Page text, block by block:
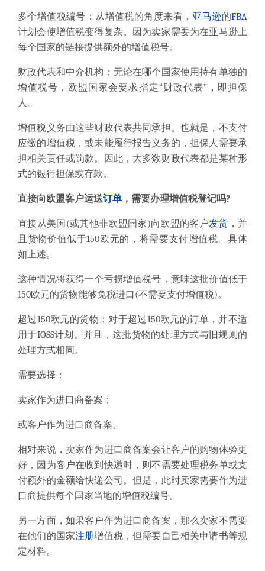
多个增值税编号：从增值税的角度来看， 亚马逊的FBA
计划会使增值税变得复杂。因为卖家需要为在亚马逊上
每个国家的链接提供额外的增值税号。
财政代表和中介机构：无论在哪个国家使用持有单独的
增值税号，欧盟国家会要求指定“财政代表”，即担保
人。
增值税义务由这些财政代表共同承担。也就是，不支付
应缴的增值税，或未能履行报告义务的，担保人需要承
担相关责任或罚款。因此，大多数财政代表都是某种形
式的银行担保或存款。
直接向欧盟客户运送订单 ， 需要办理增值税登记吗?
直接从美国 (或其他非欧盟国家)向欧盟的客户发货 ，并
且货物价值低于150欧元的，将需要支付增值税。具体
如上述。
这种情况将获得一个亏损增值税号，意味这批价值低于
150欧元的货物能够免税进口(不需要支付增值税)。
超过150欧元的货物：对于超过150欧元的订单，并不适
用于IOSS计划。并且，这批货物的处理方式与旧规则的
处理方式相同。
需要选择：
卖家作为进口商备案；
或客户作为进口商备案。
相对来说，卖家作为进口商备案会让客户的购物体验更
好，因为客户在收到快递时，则不需要处理税务单或支
付额外的金额给快递公司。但是，此时卖家需要作为进
口商提供每个国家当地的增值税编号。
另一方面，如果客户作为进口商备案，那么卖家不需要
在他们的国家注册增值税，但需要自己相关申请书等规
定材料。